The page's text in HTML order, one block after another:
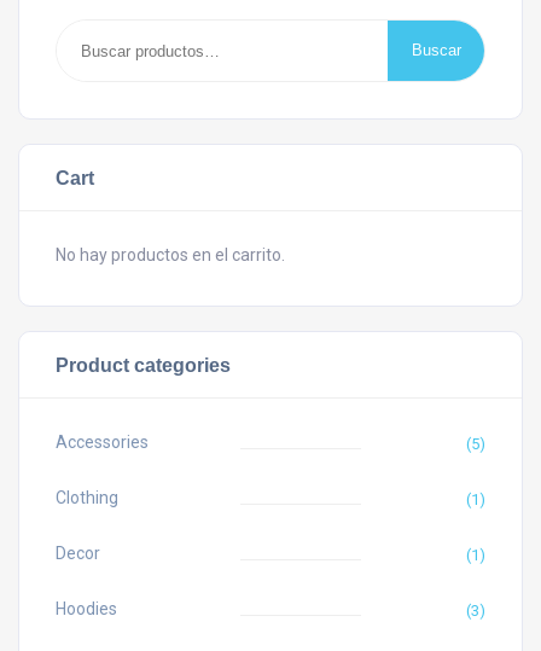
por:
Buscar
Cart
No hay productos en el carrito.
Product categories
Accessories (5)
Clothing (1)
Decor (1)
Hoodies (3)